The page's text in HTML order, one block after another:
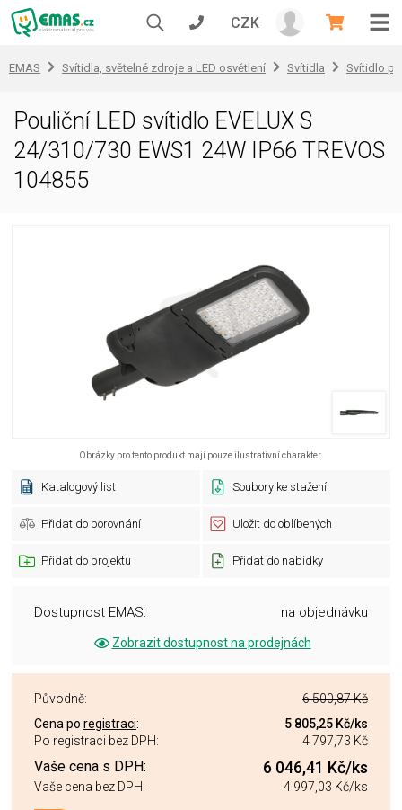
CZK
EMAS Svítidla, světelné zdroje a LED osvětlení Svítidla Svítidlo
Pouliční LED svítidlo EVELUX S
24/310/730 EWS1 24W IP66 TREVOS
104855
Obrázky pro tento produkt mají pouze ilustrativní charakter.
Katalogový list Soubory ke stažení
Přidat do porovnání Uložit do oblíbených
Přidat do projektu Přidat do nabídky
Dostupnost EMAS: na objednávku
Zobrazit dostupnost na prodejnách
Původně:
6 500,87 Kč
Cena po registraci: 5 805,25 Kč/ks
Po registraci bez DPH:
4 797,73 Kč
Vaše cena s DPH: 6 046,41 Kč/ks
Vaše cena bez DPH: 4 997,03 Kč/ks